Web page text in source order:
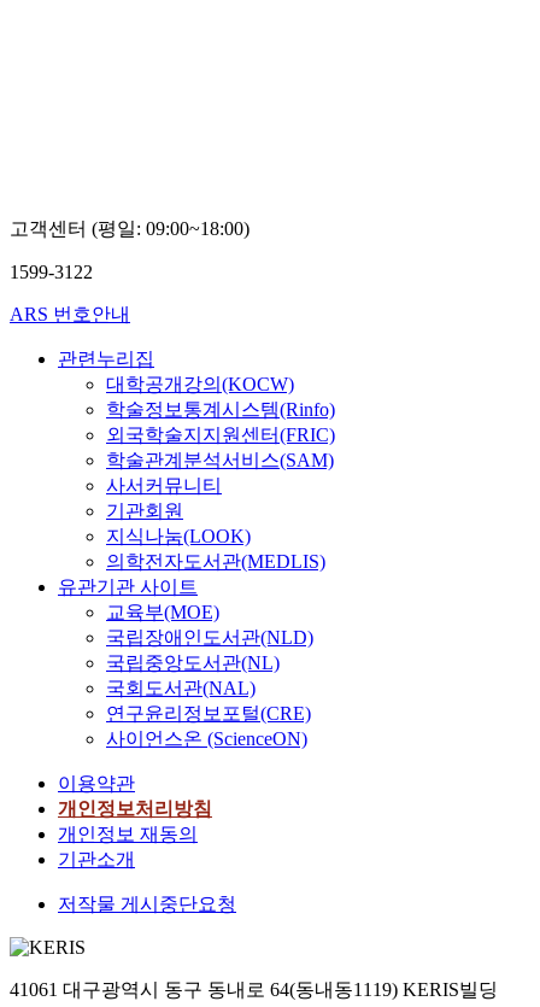
고객센터 (평일: 09:00~18:00)
1599-3122
ARS 번호안내
관련누리집
대학공개강의(KOCW)
학술정보통계시스템(Rinfo)
외국학술지지원센터(FRIC)
학술관계분석서비스(SAM)
사서커뮤니티
기관회원
지식나눔(LOOK)
의학전자도서관(MEDLIS)
유관기관 사이트
교육부(MOE)
국립장애인도서관(NLD)
국립중앙도서관(NL)
국회도서관(NAL)
연구윤리정보포털(CRE)
사이언스온 (ScienceON)
이용약관
개인정보처리방침
개인정보 재동의
기관소개
저작물 게시중단요청
41061 대구광역시 동구 동내로 64(동내동1119) KERIS빌딩